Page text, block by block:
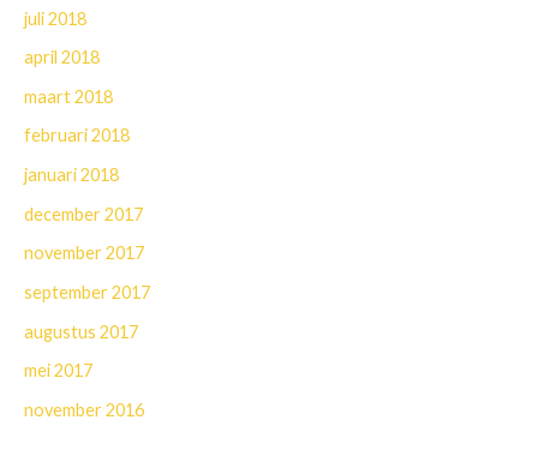
juli 2018
april 2018
maart 2018
februari 2018
januari 2018
december 2017
november 2017
september 2017
augustus 2017
mei 2017
november 2016